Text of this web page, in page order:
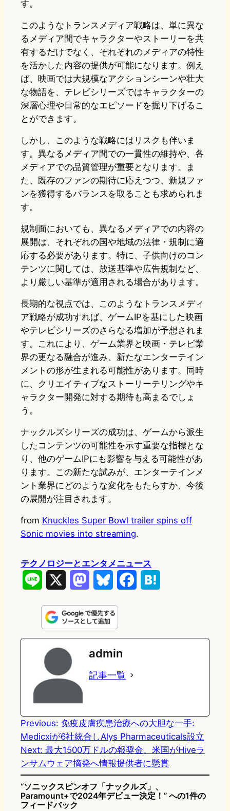
す。
このようなトランスメディア戦略は、単に異な
るメディア間でキャラクターやストーリーを共
有するだけでなく、それぞれのメディアの特性
を活かした内容の提供が可能になります。例え
ば、映画では大規模なアクションシーンや壮大
な物語を、テレビシリーズではキャラクターの
深層心理や日常的なエピソードを掘り下げるこ
とができます。
しかし、このような戦略にはリスクも伴いま
す。異なるメディア間での一貫性の維持や、各
メディアでの品質管理が重要となります。ま
た、既存のファンの期待に応えつつ、新規ファ
ンを獲得するバランスを取ることも求められま
す。
規制面においても、異なるメディアでの内容の
展開は、それぞれの国や地域の法律・規制に適
応する必要があります。特に、子供向けのコン
テンツに関しては、放送基準や広告規制など、
より厳しい基準が適用される場合があります。
長期的な視点では、このようなトランスメディ
ア戦略が成功すれば、ゲームIPを基にした映画
やテレビシリーズのさらなる増加が予想されま
す。これにより、ゲーム業界と映画・テレビ業
界の更なる融合が進み、新たなエンターテイン
メントの形が生まれる可能性があります。同時
に、クリエイティブなストーリーテリングやキ
ャラクター開発に対する期待も高まるでしょ
う。
ナックルズシリーズの成功は、ゲームから派生
したコンテンツの可能性を示す重要な指標とな
り、他のゲームIPにも影響を与える可能性があ
ります。この新たな試みが、エンターテインメ
ント業界にどのような変化をもたらすか、今後
の展開が注目されます。
from Knuckles Super Bowl trailer spins off
Sonic movies into streaming.
テクノロジーとエンタメニュース
n
e
s
t
o
d
n
u
e
s
k
e
k
e
admin
記事一覧
Previous: 免疫皮膚疾患治療への大胆な一手:
Medicxiが6社統合しAlys Pharmaceuticals設立
Next: 最大1500万ドルの報奨金、米国がHiveラ
ンサムウェア摘発へ情報提供者に懸賞
“ソニックスピンオフ「ナックルズ」、
Paramount+で2024年デビュー決定！” への1件の
フィードバック